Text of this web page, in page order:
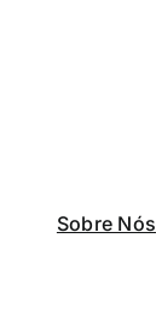
Sobre Nós